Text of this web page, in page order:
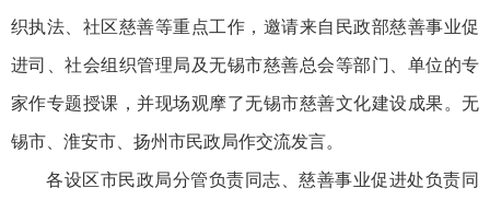
织执法、社区慈善等重点工作，邀请来自民政部慈善事业促
进司、社会组织管理局及无锡市慈善总会等部门、单位的专
家作专题授课，并现场观摩了无锡市慈善文化建设成果。无
锡市、淮安市、扬州市民政局作交流发言。
各设区市民政局分管负责同志、慈善事业促进处负责同